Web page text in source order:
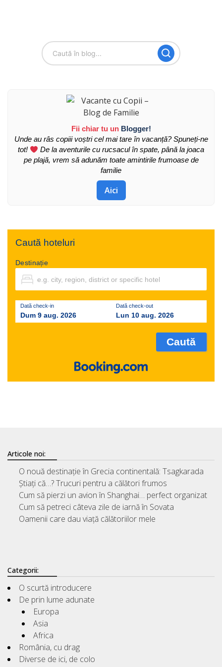
Fii chiar tu un Blogger!
Unde au râs copiii voștri cel mai tare în vacanță? Spuneți-ne
tot!
De la aventurile cu rucsacul în spate, până la joaca
pe plajă, vrem să adunăm toate amintirile frumoase de
familie
Aici
Caută hoteluri
Destinație
Dată check-in
Dum 9 aug. 2026
Dată check-out
Lun 10 aug. 2026
Articole noi:
O nouă destinație în Grecia continentală: Tsagkarada
Știați că…? Trucuri pentru a călători frumos
Cum să pierzi un avion în Shanghai… perfect organizat
Cum să petreci câteva zile de iarnă în Sovata
Oamenii care dau viață călătoriilor mele
Categorii:
O scurtă introducere
De prin lume adunate
Europa
Asia
Africa
România, cu drag
Diverse de ici, de colo